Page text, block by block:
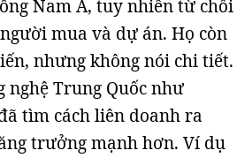
Nam Á, tuy nhiên từ chối
mua và dự án. Họ còn
nhưng không nói chi tiết.
nghệ Trung Quốc như
tìm cách liên doanh ra
trưởng mạnh hơn. Ví dụ